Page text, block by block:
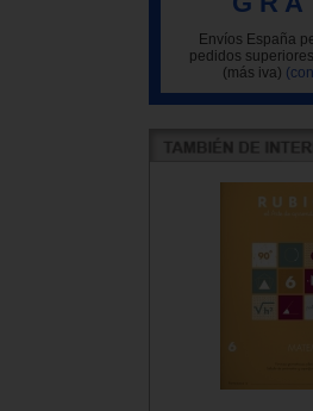
Envíos España
pedidos
(más iva)